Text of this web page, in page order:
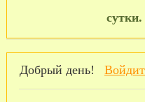
сутки.
Добрый день!